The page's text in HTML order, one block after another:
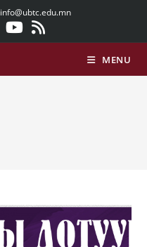
info@ubtc.edu.mn
MENU